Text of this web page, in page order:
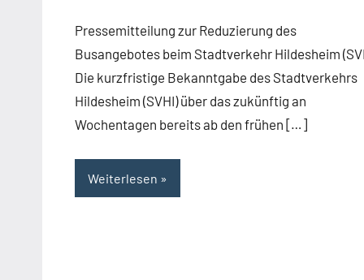
Pressemitteilung zur Reduzierung des
Busangebotes beim Stadtverkehr Hildesheim
Die kurzfristige Bekanntgabe des Stadtverkehrs
Hildesheim (SVHI) über das zukünftig an
Wochentagen bereits ab den frühen […]
Weiterlesen